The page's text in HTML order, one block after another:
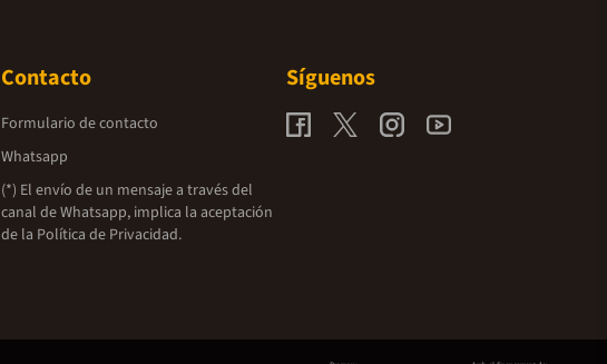
Contacto
Formulario de contacto
Whatsapp
(*) El envío de un mensaje a través del
canal de Whatsapp, implica la aceptación
de la Política de Privacidad.
Síguenos